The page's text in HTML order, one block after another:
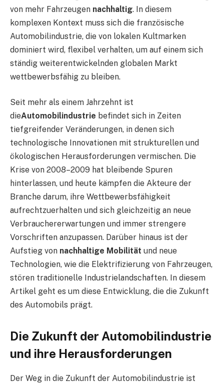
von mehr Fahrzeugen nachhaltig. In diesem
komplexen Kontext muss sich die französische
Automobilindustrie, die von lokalen Kultmarken
dominiert wird, flexibel verhalten, um auf einem sich
ständig weiterentwickelnden globalen Markt
wettbewerbsfähig zu bleiben.
Seit mehr als einem Jahrzehnt ist
dieAutomobilindustrie befindet sich in Zeiten
tiefgreifender Veränderungen, in denen sich
technologische Innovationen mit strukturellen und
ökologischen Herausforderungen vermischen. Die
Krise von 2008–2009 hat bleibende Spuren
hinterlassen, und heute kämpfen die Akteure der
Branche darum, ihre Wettbewerbsfähigkeit
aufrechtzuerhalten und sich gleichzeitig an neue
Verbrauchererwartungen und immer strengere
Vorschriften anzupassen. Darüber hinaus ist der
Aufstieg von nachhaltige Mobilität und neue
Technologien, wie die Elektrifizierung von Fahrzeugen,
stören traditionelle Industrielandschaften. In diesem
Artikel geht es um diese Entwicklung, die die Zukunft
des Automobils prägt.
Die Zukunft der Automobilindustrie
und ihre Herausforderungen
Der Weg in die Zukunft der Automobilindustrie ist